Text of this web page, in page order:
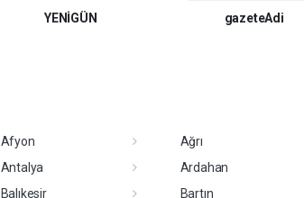
YENİGÜN gazeteAdi
Afyon
Ağrı
Antalya
Ardahan
Balıkesir
Bartın